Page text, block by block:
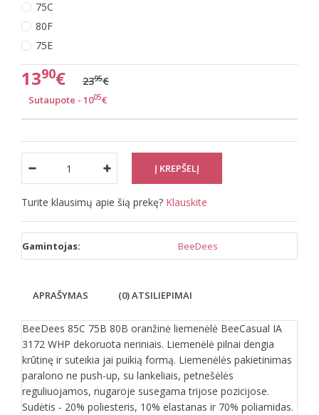
75C
80F
75E
1390€ 2395€
Sutaupote - 1005€
Turite klausimų apie šią prekę? Klauskite
Gamintojas: BeeDees
APRAŠYMAS (0) ATSILIEPIMAI
BeeDees 85C 75B 80B oranžinė liemenėlė BeeCasual IA
3172 WHP dekoruota neriniais. Liemenėlė pilnai dengia
krūtinę ir suteikia jai puikią formą. Liemenėlės pakietinimas
paralono ne push-up, su lankeliais, petnešėlės
reguliuojamos, nugaroje susegama trijose pozicijose.
Sudėtis - 20% poliesteris, 10% elastanas ir 70% poliamidas.